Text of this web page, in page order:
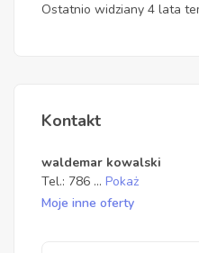
Ostatnio widziany 4 lata
Kontakt
waldemar kowalski
Tel.: 786 ... Pokaż
Moje inne oferty